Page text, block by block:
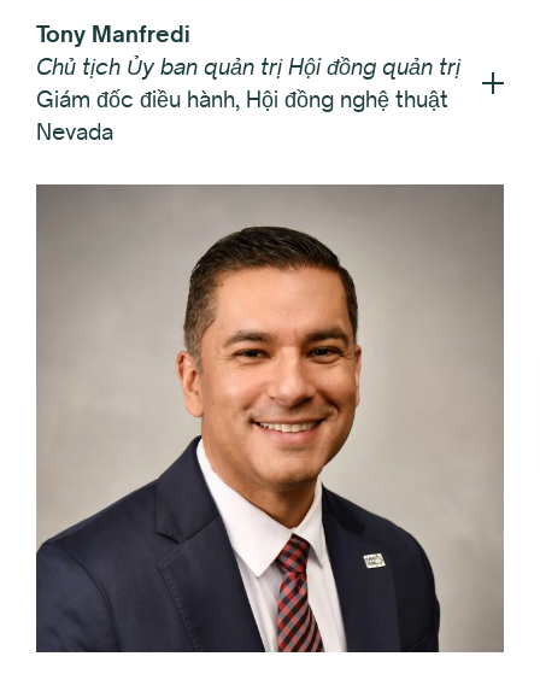
Tony Manfredi
Chủ tịch Ủy ban quản trị Hội đồng quản trị
Giám đốc điều hành, Hội đồng nghệ thuật
Nevada